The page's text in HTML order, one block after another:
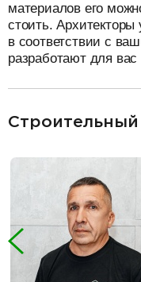
материалов его
стоить.
в соответствии с
разработают для
Строительный